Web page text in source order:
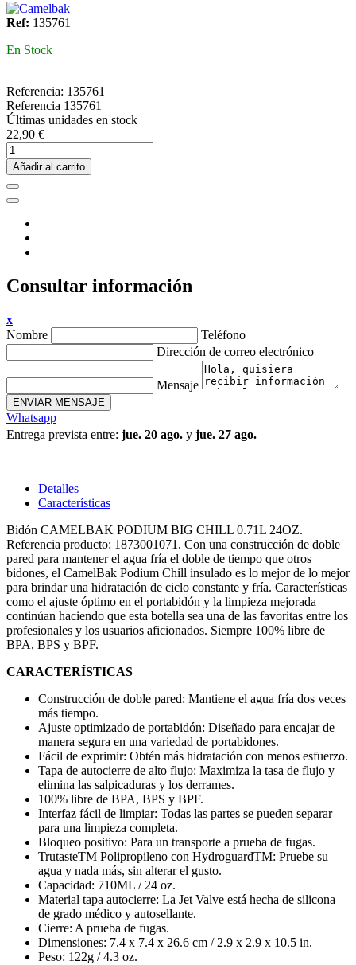
Ref: 135761
En Stock
Referencia: 135761
Referencia 135761
Últimas unidades en stock
22,90 €
Añadir al carrito
Consultar información
x
Nombre
Teléfono
Dirección de correo electrónico
Mensaje
ENVIAR MENSAJE
Whatsapp
Entrega prevista entre: jue. 20 ago. y jue. 27 ago.
Detalles
Características
Bidón CAMELBAK PODIUM BIG CHILL 0.71L 24OZ.
Referencia producto: 1873001071. Con una construcción de doble
pared para mantener el agua fría el doble de tiempo que otros
bidones, el CamelBak Podium Chill insulado es lo mejor de lo mejor
para brindar una hidratación de ciclo constante y fría. Características
como el ajuste óptimo en el portabidón y la limpieza mejorada
continúan haciendo que esta botella sea una de las favoritas entre los
profesionales y los usuarios aficionados. Siempre 100% libre de
BPA, BPS y BPF.
CARACTERÍSTICAS
Construcción de doble pared: Mantiene el agua fría dos veces
más tiempo.
Ajuste optimizado de portabidón: Diseñado para encajar de
manera segura en una variedad de portabidones.
Fácil de exprimir: Obtén más hidratación con menos esfuerzo.
Tapa de autocierre de alto flujo: Maximiza la tasa de flujo y
elimina las salpicaduras y los derrames.
100% libre de BPA, BPS y BPF.
Interfaz fácil de limpiar: Todas las partes se pueden separar
para una limpieza completa.
Bloqueo positivo: Para un transporte a prueba de fugas.
TrutasteTM Polipropileno con HydroguardTM: Pruebe su
agua y nada más, sin alterar el gusto.
Capacidad: 710ML / 24 oz.
Material tapa autocierre: La Jet Valve está hecha de silicona
de grado médico y autosellante.
Cierre: A prueba de fugas.
Dimensiones: 7.4 x 7.4 x 26.6 cm / 2.9 x 2.9 x 10.5 in.
Peso: 122g / 4.3 oz.